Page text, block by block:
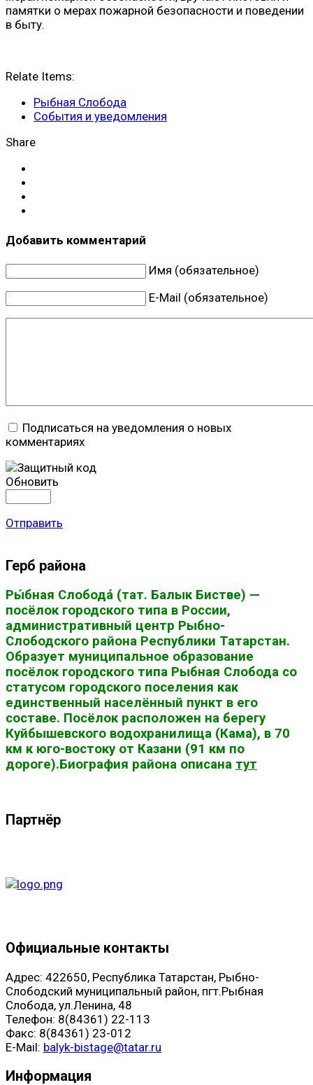
памятки о мерах пожарной безопасности и поведении
в быту.
Relate Items:
Рыбная Слобода
События и уведомления
Share
Добавить комментарий
Имя (обязательное)
E-Mail (обязательное)
Подписаться на уведомления о новых
комментариях
Обновить
Отправить
Герб района
Ры́бная Слобода́ (тат. Балык Бистәсе) —
посёлок городского типа в России,
административный центр Рыбно-
Слободского района Республики Татарстан.
Образует муниципальное образование
посёлок городского типа Рыбная Слобода со
статусом городского поселения как
единственный населённый пункт в его
составе. Посёлок расположен на берегу
Куйбышевского водохранилища (Кама), в 70
км к юго-востоку от Казани (91 км по
дороге).Биография района описана тут
Партнёр
Официальные контакты
Адрес: 422650, Республика Татарстан, Рыбно-
Слободский муниципальный район, пгт.Рыбная
Слобода, ул.Ленина, 48
Телефон: 8(84361) 22-113
Факс: 8(84361) 23-012
E-Mail: balyk-bistage@tatar.ru
Информация